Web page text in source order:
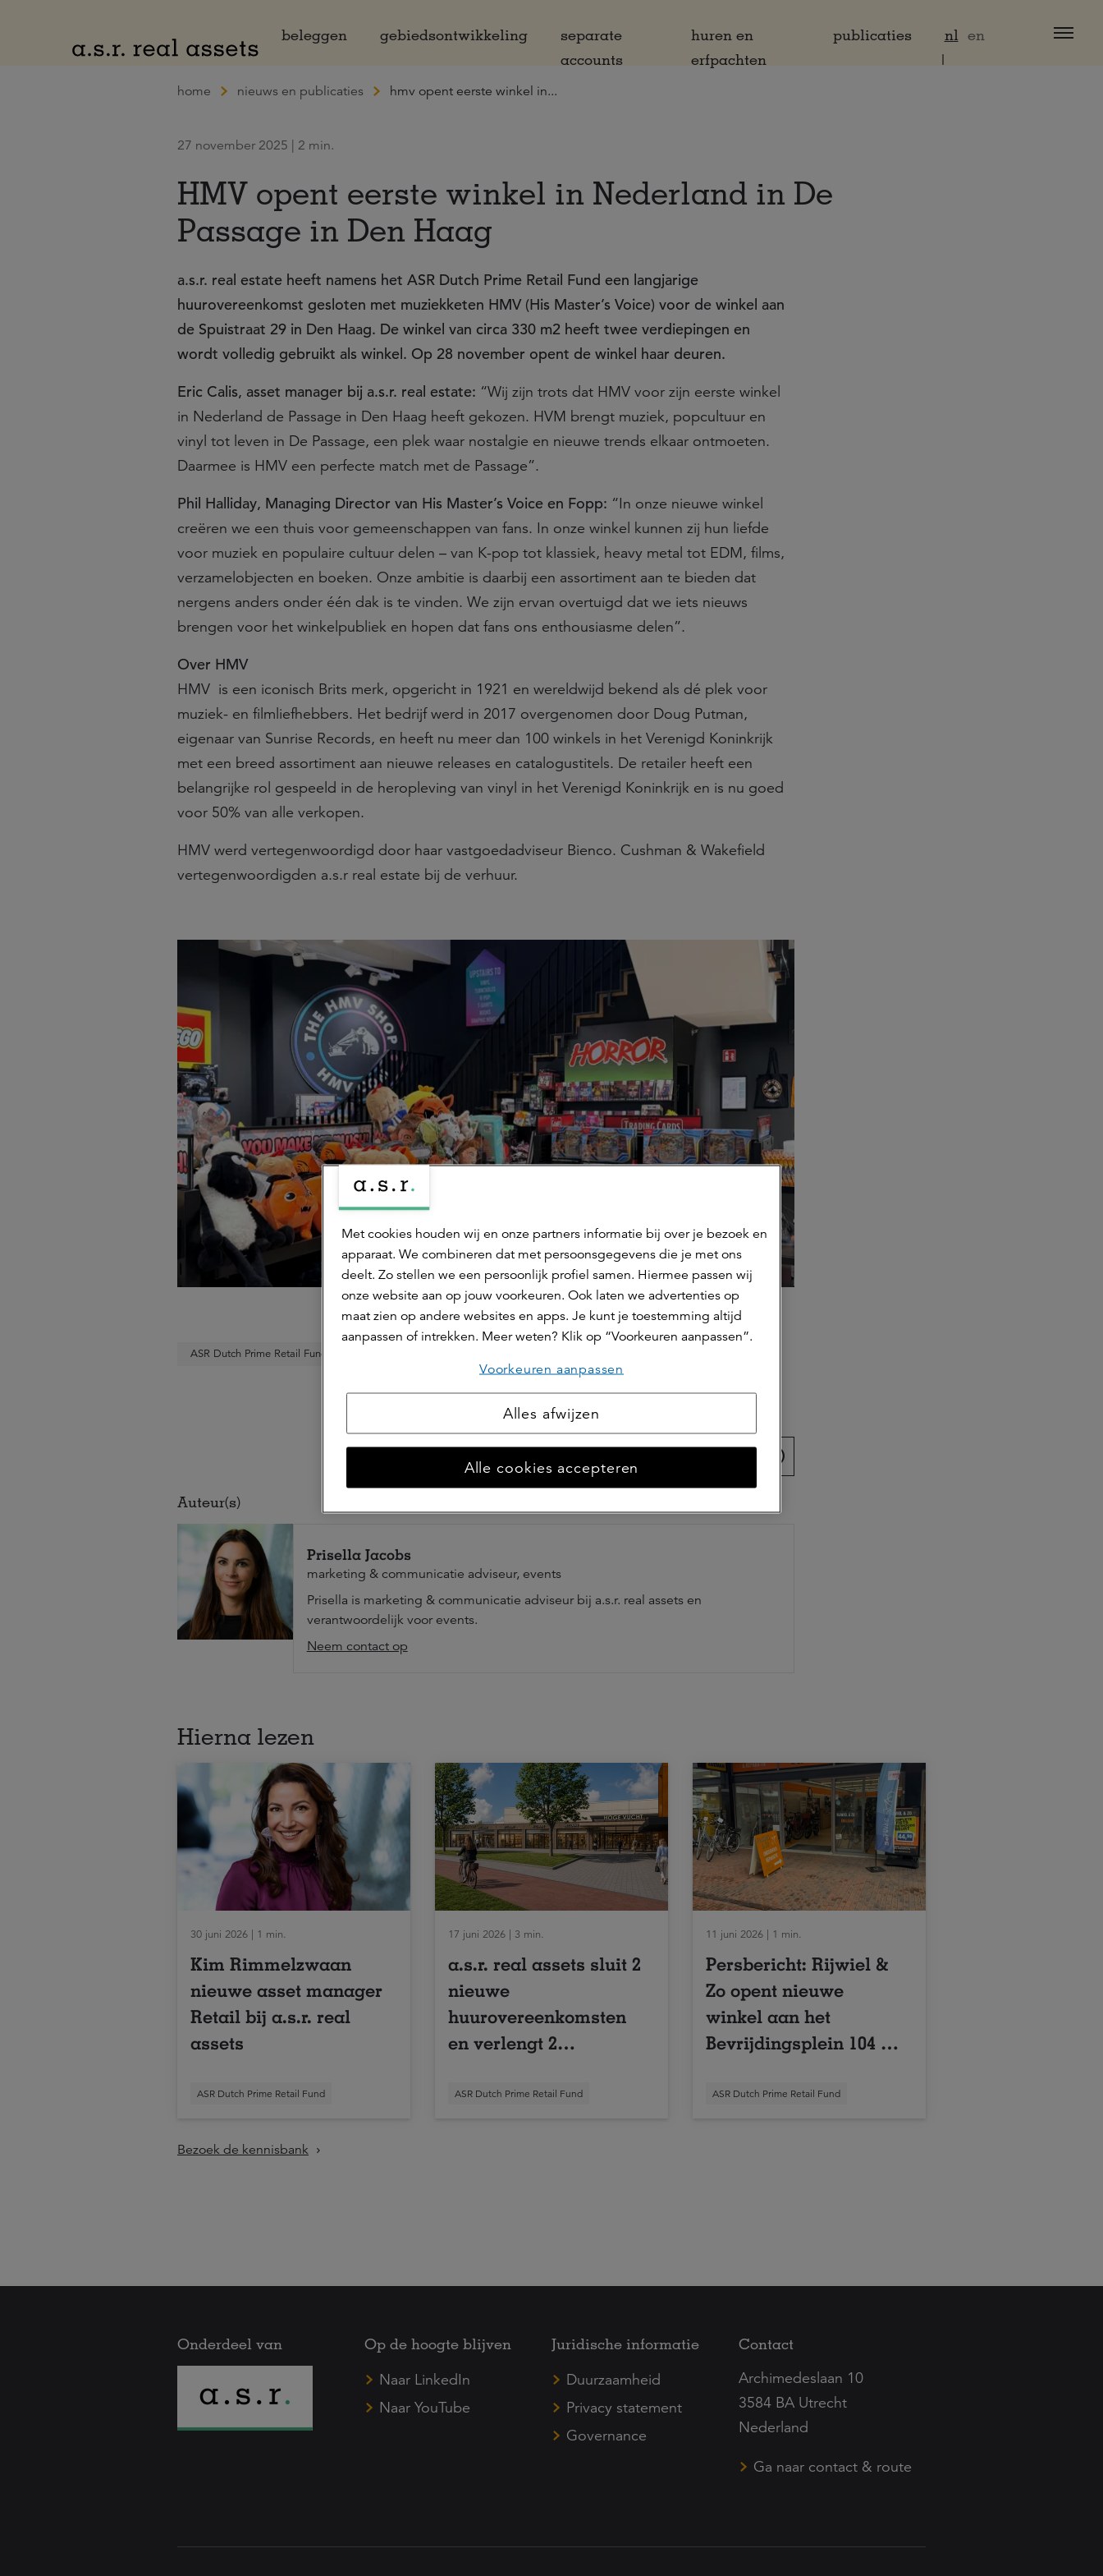
beleggen
gebiedsontwikkeling
separate
accounts
huren en
erfpachten
publicaties nl en
home nieuws en publicaties hmv opent eerste winkel in...
27 november 2025 | 2 min.
HMV opent eerste winkel in Nederland in De
Passage in Den Haag
a.s.r. real estate heeft namens het ASR Dutch Prime Retail Fund een langjarige
huurovereenkomst gesloten met muziekketen HMV (His Master’s Voice) voor de winkel aan
de Spuistraat 29 in Den Haag. De winkel van circa 330 m2 heeft twee verdiepingen en
wordt volledig gebruikt als winkel. Op 28 november opent de winkel haar deuren.
Eric Calis, asset manager bij a.s.r. real estate: “Wij zijn trots dat HMV voor zijn eerste winkel
in Nederland de Passage in Den Haag heeft gekozen. HVM brengt muziek, popcultuur en
vinyl tot leven in De Passage, een plek waar nostalgie en nieuwe trends elkaar ontmoeten.
Daarmee is HMV een perfecte match met de Passage”.
Phil Halliday, Managing Director van His Master’s Voice en Fopp: “In onze nieuwe winkel
creëren we een thuis voor gemeenschappen van fans. In onze winkel kunnen zij hun liefde
voor muziek en populaire cultuur delen – van K-pop tot klassiek, heavy metal tot EDM, films,
verzamelobjecten en boeken. Onze ambitie is daarbij een assortiment aan te bieden dat
nergens anders onder één dak is te vinden. We zijn ervan overtuigd dat we iets nieuws
brengen voor het winkelpubliek en hopen dat fans ons enthousiasme delen”.
Over HMV
HMV is een iconisch Brits merk, opgericht in 1921 en wereldwijd bekend als dé plek voor
muziek- en filmliefhebbers. Het bedrijf werd in 2017 overgenomen door Doug Putman,
eigenaar van Sunrise Records, en heeft nu meer dan 100 winkels in het Verenigd Koninkrijk
met een breed assortiment aan nieuwe releases en catalogustitels. De retailer heeft een
belangrijke rol gespeeld in de heropleving van vinyl in het Verenigd Koninkrijk en is nu goed
voor 50% van alle verkopen.
HMV werd vertegenwoordigd door haar vastgoedadviseur Bienco. Cushman & Wakefield
vertegenwoordigden a.s.r real estate bij de verhuur.
ASR Dutch Prime Retail Fund
Auteur(s)
Prisella Jacobs
marketing & communicatie adviseur, events
Prisella is marketing & communicatie adviseur bij a.s.r. real assets en
verantwoordelijk voor events.
Neem contact op
Hierna lezen
30 juni 2026 | 1 min.
Kim Rimmelzwaan
nieuwe asset manager
Retail bij a.s.r. real
assets
ASR Dutch Prime Retail Fund
17 juni 2026 | 3 min.
a.s.r. real assets sluit 2
nieuwe
huurovereenkomsten
en verlengt 2
winkelcentrum Hoge
ASR Dutch Prime Retail Fund
11 juni 2026 | 1 min.
Persbericht: Rijwiel &
Zo opent nieuwe
winkel aan het
Bevrijdingsplein 104 in
ASR Dutch Prime Retail Fund
Bezoek de kennisbank
Onderdeel van
Op de hoogte blijven
Naar LinkedIn
Naar YouTube
Juridische informatie
Duurzaamheid
Privacy statement
Governance
Contact
Archimedeslaan 10
3584 BA Utrecht
Nederland
Ga naar contact & route
Met cookies houden wij en onze partners informatie bij over je bezoek en
apparaat. We combineren dat met persoonsgegevens die je met ons
deelt. Zo stellen we een persoonlijk profiel samen. Hiermee passen wij
onze website aan op jouw voorkeuren. Ook laten we advertenties op
maat zien op andere websites en apps. Je kunt je toestemming altijd
aanpassen of intrekken. Meer weten? Klik op “Voorkeuren aanpassen”.
Voorkeuren aanpassen
Alles afwijzen
Alle cookies accepteren